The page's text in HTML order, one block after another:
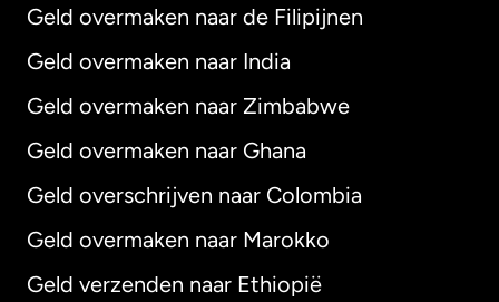
Geld overmaken naar de Filipijnen
Geld overmaken naar India
Geld overmaken naar Zimbabwe
Geld overmaken naar Ghana
Geld overschrijven naar Colombia
Geld overmaken naar Marokko
Geld verzenden naar Ethiopië